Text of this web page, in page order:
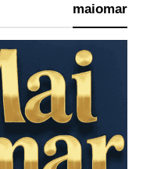
maiomar